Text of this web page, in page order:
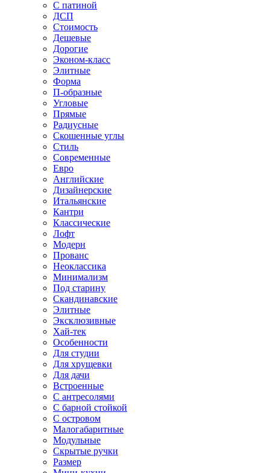
С патиной
ДСП
Стоимость
Дешевые
Дорогие
Эконом-класс
Элитные
Форма
П-образные
Угловые
Прямые
Радиусные
Скошенные углы
Стиль
Современные
Евро
Английские
Дизайнерские
Итальянские
Кантри
Классические
Лофт
Модерн
Прованс
Неоклассика
Минимализм
Под старину
Скандинавские
Элитные
Эксклюзивные
Хай-тек
Особенности
Для студии
Для хрущевки
Для дачи
Встроенные
С антресолями
С барной стойкой
С островом
Малогабаритные
Модульные
Скрытые ручки
Размер